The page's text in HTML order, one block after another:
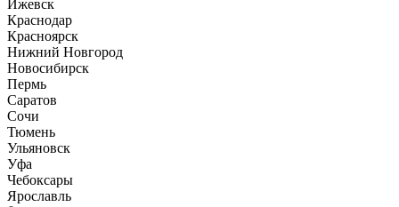
Ижевск
Краснодар
Красноярск
Нижний Новгород
Новосибирск
Пермь
Саратов
Сочи
Тюмень
Ульяновск
Уфа
Чебоксары
Ярославль